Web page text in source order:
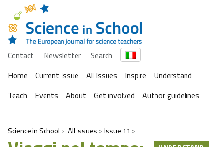
Contact Newsletter
Search
Home
Current Issue All Issues Inspire
Understand
Teach
Events About Get involved Author guidelines
Science in School All Issues Issue 11